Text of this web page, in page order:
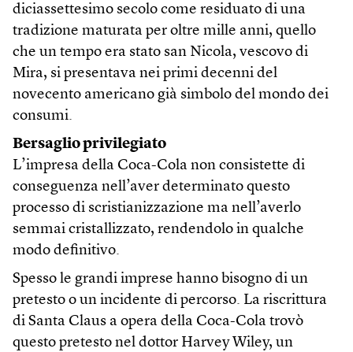
diciassettesimo secolo come residuato di una
tradizione maturata per oltre mille anni, quello
che un tempo era stato san Nicola, vescovo di
Mira, si presentava nei primi decenni del
novecento americano già simbolo del mondo dei
consumi.
Bersaglio privilegiato
L’impresa della Coca-Cola non consistette di
conseguenza nell’aver determinato questo
processo di scristianizzazione ma nell’averlo
semmai cristallizzato, rendendolo in qualche
modo definitivo.
Spesso le grandi imprese hanno bisogno di un
pretesto o un incidente di percorso. La riscrittura
di Santa Claus a opera della Coca-Cola trovò
questo pretesto nel dottor Harvey Wiley, un